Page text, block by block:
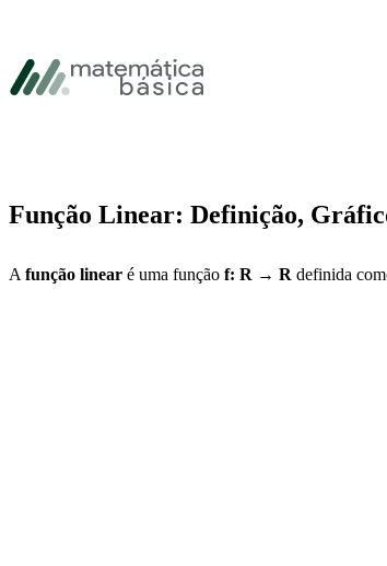
Pular Rodapé
Função Linear: Definição,
A função linear é uma função f: R → R definida